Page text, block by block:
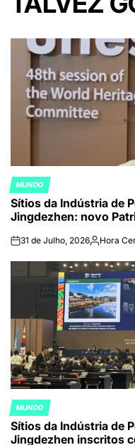
POSTED
IN
MUNDO
Sítios da Indústria de
Jingdezhen: novo
on31 de Julho, 2026Publicado
Hora
POSTED
IN
MUNDO
Sítios da Indústria de
Jingdezhen inscritos